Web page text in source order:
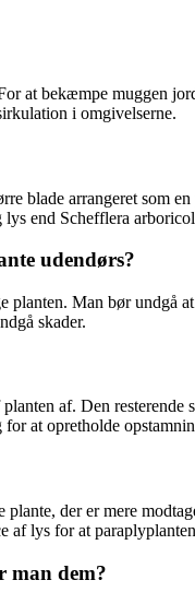
at bekæmpe muggen
i omgivelserne.
blade arrangeret som
end Schefflera
udendørs?
Man bør undgå
skader.
af. Den
at opretholde
der er mere
af lys for at
man dem?